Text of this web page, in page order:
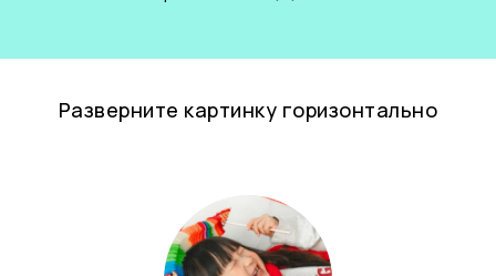
Разверните картинку горизонтально